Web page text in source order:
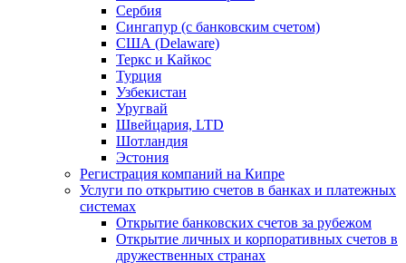
Сербия
Сингапур (c банковским счетом)
США (Delaware)
Теркс и Кайкос
Турция
Узбекистан
Уругвай
Швейцария, LTD
Шотландия
Эстония
Регистрация компаний на Кипре
Услуги по открытию счетов в банках и платежных
системах
Открытие банковских счетов за рубежом
Открытие личных и корпоративных счетов в
дружественных странах